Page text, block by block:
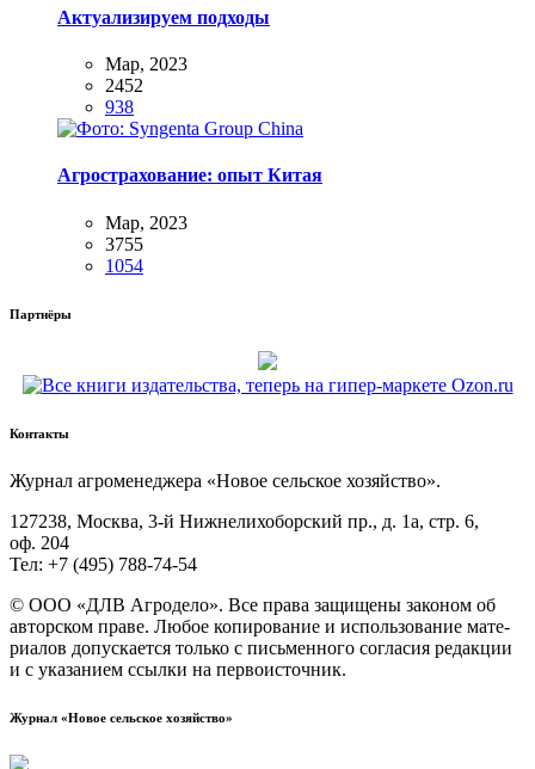
Актуализируем подходы
Мар, 2023
2452
938
Агрострахование: опыт Китая
Мар, 2023
3755
1054
Партнёры
Контакты
Жур­нал агро­ме­не­дже­ра «Новое сель­ское хозяйство».
127238, Москва, 3‑й Ниж­не­ли­хо­бор­ский пр., д. 1а, стр. 6,
оф. 204
Тел: +7 (495) 788‑74‑54
© ООО «ДЛВ Агро­де­ло». Все пра­ва защи­ще­ны зако­ном об
автор­ском пра­ве. Любое копи­ро­ва­ние и исполь­зо­ва­ние мате­
ри­а­лов допус­ка­ет­ся толь­ко с пись­мен­но­го согла­сия редак­ции
и с ука­за­ни­ем ссыл­ки на первоисточник.
Журнал «Новое сельское хозяйство»